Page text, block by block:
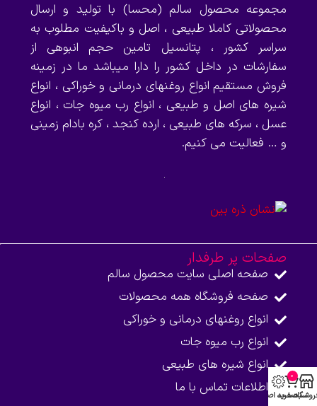
مجموعه محصول سالم (محسا) با تولید و ارسال
محصولاتی کاملا طبیعی ، اصل و باکیفیت مطلوب به
سراسر کشور ، پتانسیل تامین حجم انبوهی از
سفارشات در داخل کشور را دارا میباشد ما در زمینه
فروش مستقیم انواع روغنهای درمانی و خوراکی ، انواع
شیره های اصل و طبیعی ، انواع رب میوه جات ، انواع
عسل ، سرکه های طبیعی ، ارده کنجد ، کره بادام زمینی
و … فعالیت می کنیم.
صفحات پر طرفدار
صفحه اصلی سایت محصول سالم
صفحه فروشگاه همه محصولات​
انواع روغنهای درمانی و خوراکی
انواع رب میوه جات
انواع شیره های طبیعی
اطلاعات تماس با ما​
0
سبد خرید
صفحه اصلی